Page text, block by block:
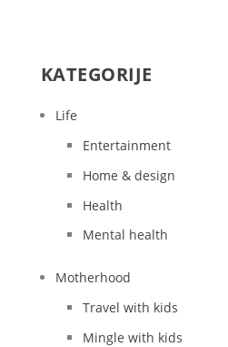
KATEGORIJE
Life
Entertainment
Home & design
Health
Mental health
Motherhood
Travel with kids
Mingle with kids